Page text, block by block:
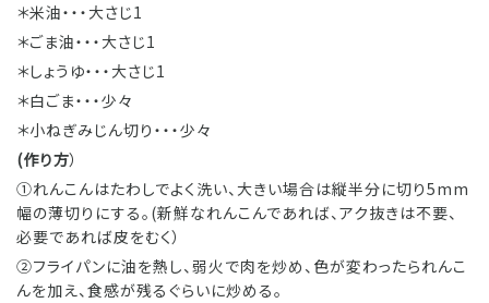
＊米油・・・大さじ1
＊ごま油・・・大さじ1
＊しょうゆ・・・大さじ1
＊白ごま・・・少々
＊小ねぎみじん切り・・・少々
(作り方）
①れんこんはたわしでよく洗い、大きい場合は縦半分に切り5mm
幅の薄切りにする。(新鮮なれんこんであれば、アク抜きは不要、
必要であれば皮をむく）
②フライパンに油を熱し、弱火で肉を炒め、色が変わったられんこ
んを加え、食感が残るぐらいに炒める。